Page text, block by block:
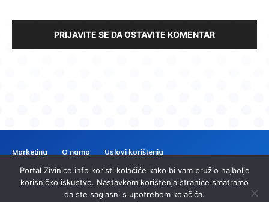
PRIJAVITE SE DA OSTAVITE KOMENTAR
Marketing O nama
Uslovi korištenja
Politika privatnosti
Kontakt
ZIVINICEINFO
Portal Zivinice.info koristi kolačiće kako bi vam pružio najbolje
korisničko iskustvo. Nastavkom korištenja stranice smatramo
da ste saglasni s upotrebom kolačića.